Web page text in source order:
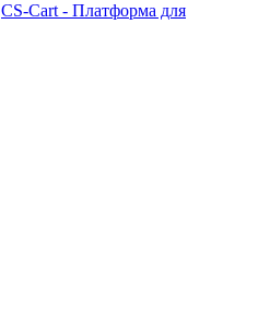
CS-Cart - Платформа для